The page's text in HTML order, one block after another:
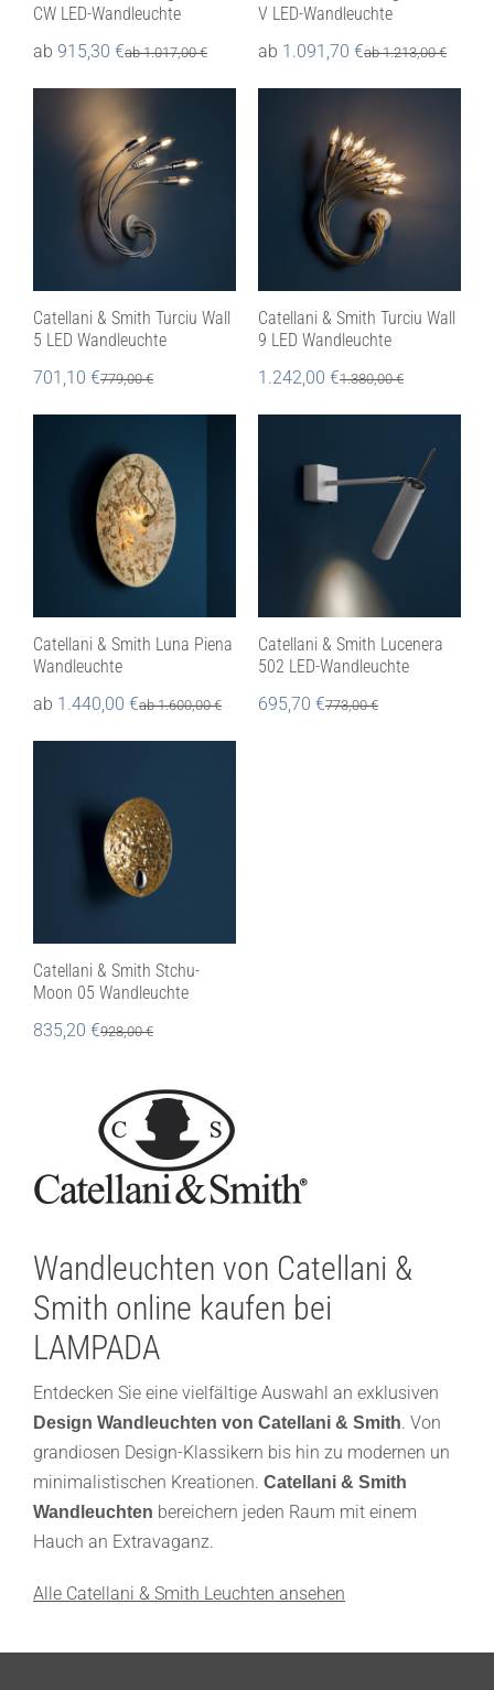
CW LED-Wandleuchte
ab 915,30 €ab1.017,00€
V LED-Wandleuchte
ab 1.091,70 €ab1.213,00€
Catellani & Smith Turciu Wall
5 LED Wandleuchte
701,10 €779,00€
Catellani & Smith Turciu Wall
9 LED Wandleuchte
1.242,00 €1.380,00€
Catellani & Smith Luna Piena
Wandleuchte
ab 1.440,00 €ab1.600,00€
Catellani & Smith Lucenera
502 LED-Wandleuchte
695,70 €773,00€
Catellani & Smith Stchu-
Moon 05 Wandleuchte
835,20 €928,00€
Wandleuchten von Catellani &
Smith online kaufen bei
LAMPADA
Entdecken Sie eine vielfältige Auswahl an exklusiven
Design Wandleuchten von Catellani & Smith. Von
grandiosen Design-Klassikern bis hin zu modernen un
minimalistischen Kreationen. Catellani & Smith
Wandleuchten bereichern jeden Raum mit einem
Hauch an Extravaganz.
Alle Catellani & Smith Leuchten ansehen